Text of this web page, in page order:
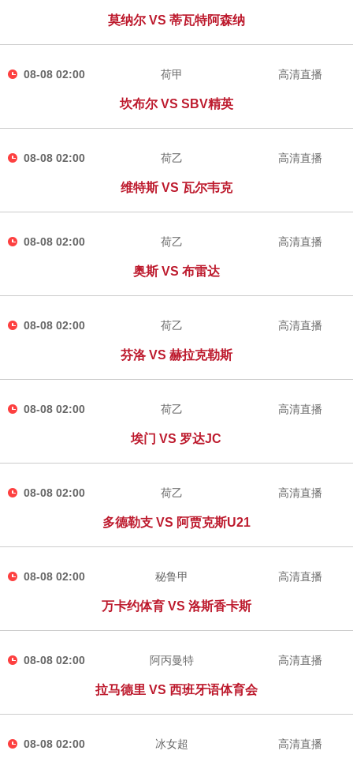
莫纳尔 VS 蒂瓦特阿森纳
08-08 02:00 荷甲
坎布尔 VS SBV精英
高清直播
08-08 02:00 荷乙
维特斯 VS 瓦尔韦克
高清直播
08-08 02:00 荷乙
奥斯 VS 布雷达
高清直播
08-08 02:00 荷乙
芬洛 VS 赫拉克勒斯
高清直播
08-08 02:00 荷乙
埃门 VS 罗达JC
高清直播
08-08 02:00 荷乙
多德勒支 VS 阿贾克斯U21
高清直播
08-08 02:00 秘鲁甲
万卡约体育 VS 洛斯香卡斯
高清直播
08-08 02:00 阿丙曼特
拉马德里 VS 西班牙语体育会
高清直播
08-08 02:00 冰女超 高清直播